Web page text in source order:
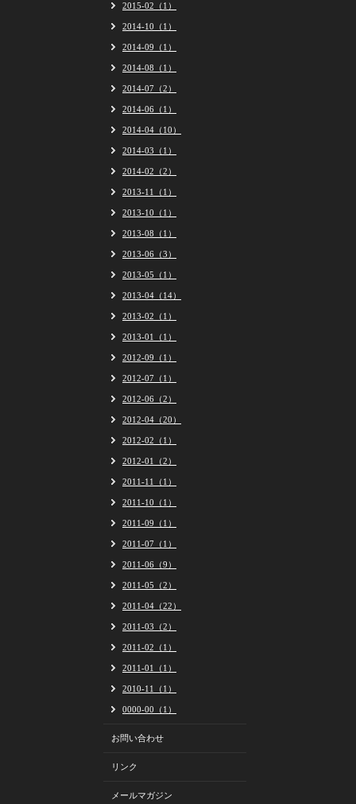
2015-02（1）
2014-10（1）
2014-09（1）
2014-08（1）
2014-07（2）
2014-06（1）
2014-04（10）
2014-03（1）
2014-02（2）
2013-11（1）
2013-10（1）
2013-08（1）
2013-06（3）
2013-05（1）
2013-04（14）
2013-02（1）
2013-01（1）
2012-09（1）
2012-07（1）
2012-06（2）
2012-04（20）
2012-02（1）
2012-01（2）
2011-11（1）
2011-10（1）
2011-09（1）
2011-07（1）
2011-06（9）
2011-05（2）
2011-04（22）
2011-03（2）
2011-02（1）
2011-01（1）
2010-11（1）
0000-00（1）
お問い合わせ
リンク
メールマガジン